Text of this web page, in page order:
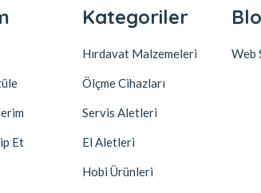
Et
Kategoriler
Hırdavat Malzemeleri
Ölçme Cihazları
Servis Aletleri
El Aletleri
Hobi Ürünleri
Web